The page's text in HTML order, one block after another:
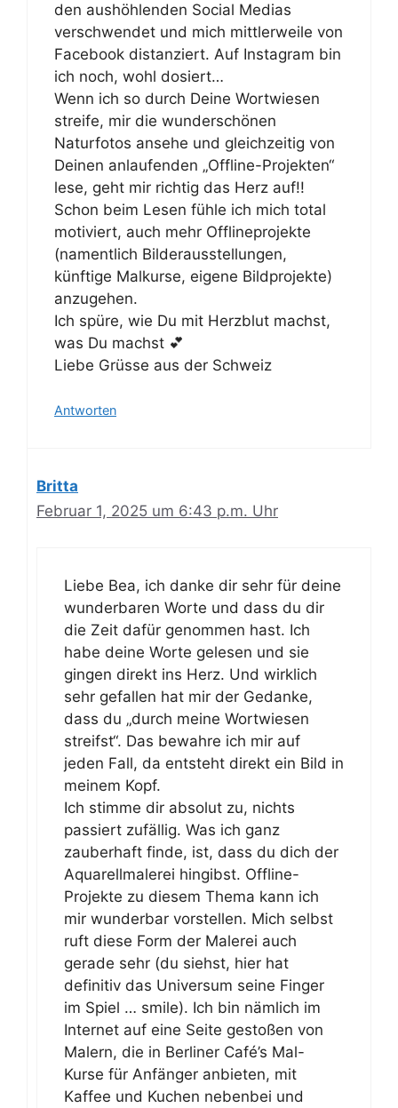
den aushöhlenden Social Medias
verschwendet und mich mittlerweile von
Facebook distanziert. Auf Instagram bin
ich noch, wohl dosiert…
Wenn ich so durch Deine Wortwiesen
streife, mir die wunderschönen
Naturfotos ansehe und gleichzeitig von
Deinen anlaufenden „Offline-Projekten“
lese, geht mir richtig das Herz auf!!
Schon beim Lesen fühle ich mich total
motiviert, auch mehr Offlineprojekte
(namentlich Bilderausstellungen,
künftige Malkurse, eigene Bildprojekte)
anzugehen.
Ich spüre, wie Du mit Herzblut machst,
was Du machst 💕
Liebe Grüsse aus der Schweiz
Antworten
Britta
Februar 1, 2025 um 6:43 p.m. Uhr
Liebe Bea, ich danke dir sehr für deine
wunderbaren Worte und dass du dir
die Zeit dafür genommen hast. Ich
habe deine Worte gelesen und sie
gingen direkt ins Herz. Und wirklich
sehr gefallen hat mir der Gedanke,
dass du „durch meine Wortwiesen
streifst“. Das bewahre ich mir auf
jeden Fall, da entsteht direkt ein Bild in
meinem Kopf.
Ich stimme dir absolut zu, nichts
passiert zufällig. Was ich ganz
zauberhaft finde, ist, dass du dich der
Aquarellmalerei hingibst. Offline-
Projekte zu diesem Thema kann ich
mir wunderbar vorstellen. Mich selbst
ruft diese Form der Malerei auch
gerade sehr (du siehst, hier hat
definitiv das Universum seine Finger
im Spiel … smile). Ich bin nämlich im
Internet auf eine Seite gestoßen von
Malern, die in Berliner Café’s Mal-
Kurse für Anfänger anbieten, mit
Kaffee und Kuchen nebenbei und